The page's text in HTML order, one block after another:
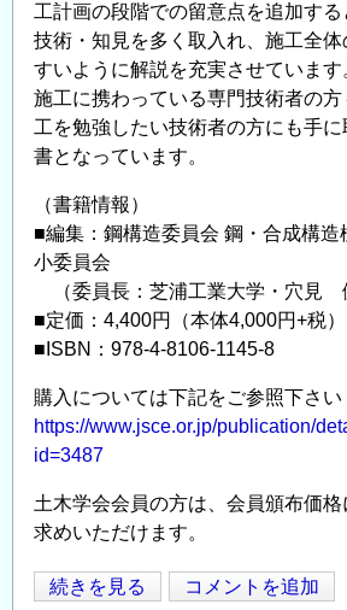
造
標
準
示
方
書
維
持
管
理
編』
の
工計画の段階での留意点を追加す
技術・知見を多く取入れ、施工全
すいように解説を充実させていま
施工に携わっている専門技術者の
工を勉強したい技術者の方にも手に
書となっています。
（書籍情報）
■編集：鋼構造委員会 鋼・合成構造
小委員会
（委員長：芝浦工業大学・穴見
■定価：4,400円（本体4,000円+税）
■ISBN：978-4-8106-1145-8
購入については下記をご参照下さい
https://www.jsce.or.jp/publication/
id=3487
土木学会会員の方は、会員頒布価
求めいただけます。
土
続きを見る コメントを追加